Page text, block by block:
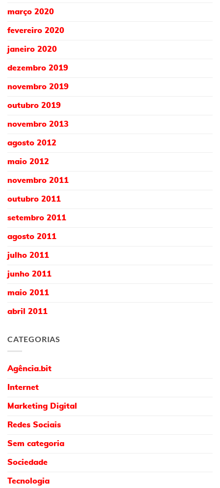
março 2020
fevereiro 2020
janeiro 2020
dezembro 2019
novembro 2019
outubro 2019
novembro 2013
agosto 2012
maio 2012
novembro 2011
outubro 2011
setembro 2011
agosto 2011
julho 2011
junho 2011
maio 2011
abril 2011
CATEGORIAS
Agência.bit
Internet
Marketing Digital
Redes Sociais
Sem categoria
Sociedade
Tecnologia